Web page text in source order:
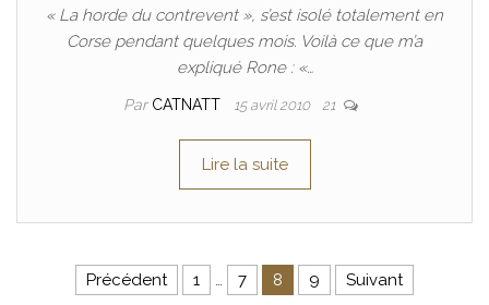
« La horde du contrevent », s’est isolé totalement en
Corse pendant quelques mois. Voilà ce que m’a
expliqué Rone : «…
Par CATNATT 15 avril 2010 21
Lire la suite
Pagination des publications
Précédent 1 … 7 8 9 Suivant